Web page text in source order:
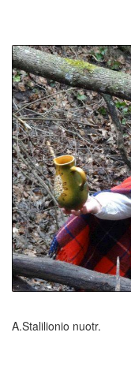
A.Stalilionio nuotr.